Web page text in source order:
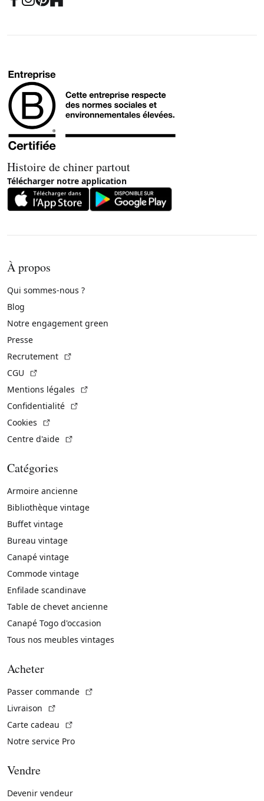
Histoire de chiner partout
Télécharger notre application
À propos
Qui sommes-nous ?
Blog
Notre engagement green
Presse
Recrutement
CGU
Mentions légales
Confidentialité
Cookies
Centre d'aide
Catégories
Armoire ancienne
Bibliothèque vintage
Buffet vintage
Bureau vintage
Canapé vintage
Commode vintage
Enfilade scandinave
Table de chevet ancienne
Canapé Togo d'occasion
Tous nos meubles vintages
Acheter
Passer commande
Livraison
Carte cadeau
Notre service Pro
Vendre
Devenir vendeur